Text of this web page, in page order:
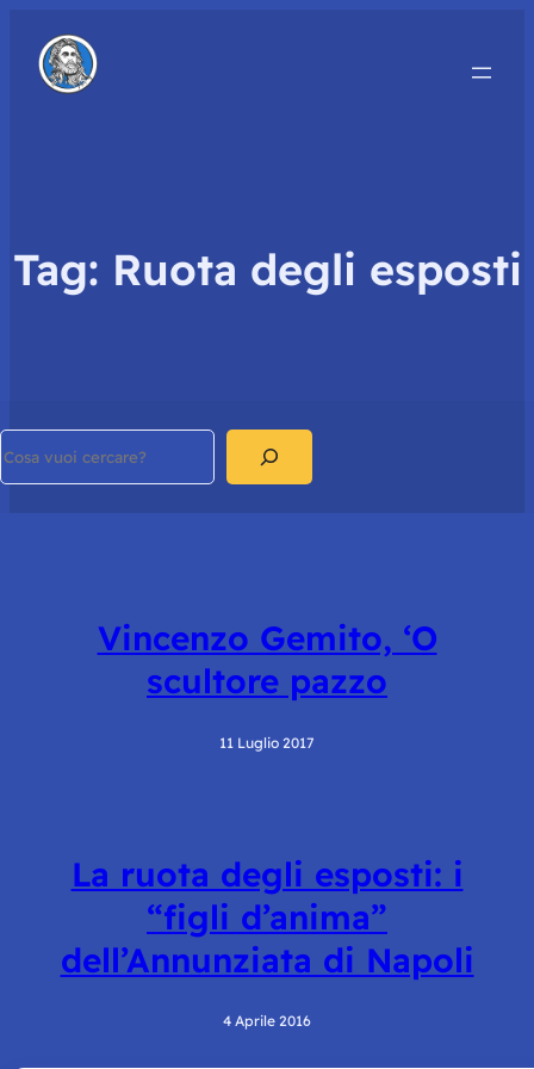
Tag: Ruota degli esposti
Vincenzo Gemito, ‘O
scultore pazzo
11 Luglio 2017
La ruota degli esposti: i
“figli d’anima”
dell’Annunziata di Napoli
4 Aprile 2016